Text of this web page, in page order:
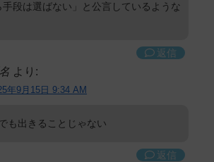
手段は選ばない」と公言しているような
返信
より:
年9月15日 9:34 AM
も出きることじゃない
返信